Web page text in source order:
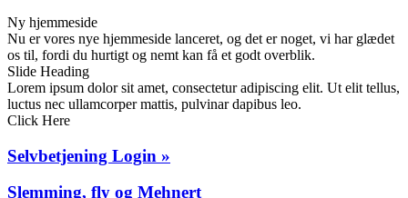
Ny hjemmeside
Nu er vores nye hjemmeside lanceret, og det er noget, vi har glædet
os til, fordi du hurtigt og nemt kan få et godt overblik.
Slide Heading
Lorem ipsum dolor sit amet, consectetur adipiscing elit. Ut elit tellus,
luctus nec ullamcorper mattis, pulvinar dapibus leo.
Click Here
Selvbetjening Login »​
Slemming, fly og Mehnert